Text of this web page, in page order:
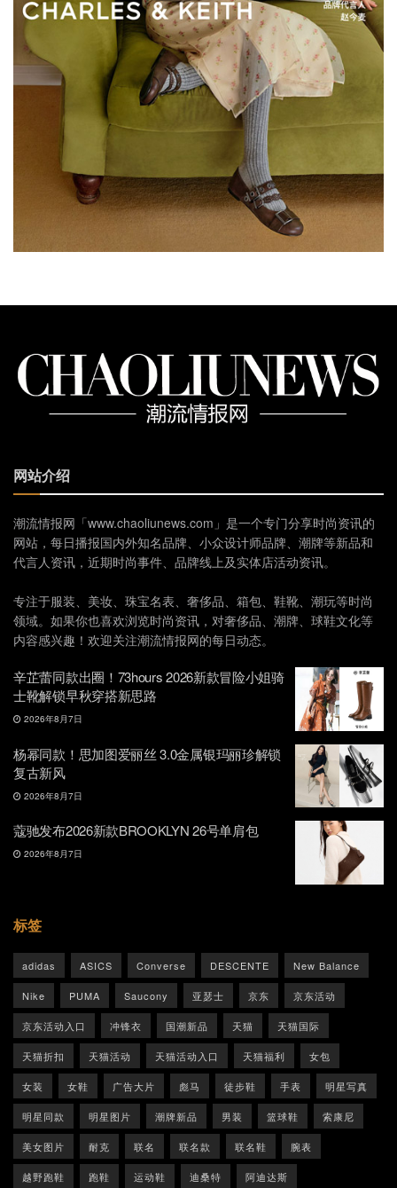
网站介绍
潮流情报网「www.chaoliunews.com」是一个专门分享时尚资讯的
网站，每日播报国内外知名品牌、小众设计师品牌、潮牌等新品和
代言人资讯，近期时尚事件、品牌线上及实体店活动资讯。
专注于服装、美妆、珠宝名表、奢侈品、箱包、鞋靴、潮玩等时尚
领域。如果你也喜欢浏览时尚资讯，对奢侈品、潮牌、球鞋文化等
内容感兴趣！欢迎关注潮流情报网的每日动态。
辛芷蕾同款出圈！73hours 2026新款冒险小姐骑
士靴解锁早秋穿搭新思路
2026年8月7日
杨幂同款！思加图爱丽丝 3.0金属银玛丽珍解锁
复古新风
2026年8月7日
蔻驰发布2026新款BROOKLYN 26号单肩包
2026年8月7日
标签
adidas ASICS Converse DESCENTE New Balance
Nike PUMA Saucony 亚瑟士 京东 京东活动
京东活动入口 冲锋衣 国潮新品 天猫 天猫国际
天猫折扣 天猫活动 天猫活动入口 天猫福利 女包
女装 女鞋 广告大片 彪马 徒步鞋 手表 明星写真
明星同款 明星图片 潮牌新品 男装 篮球鞋 索康尼
美女图片 耐克 联名 联名款 联名鞋 腕表
越野跑鞋 跑鞋 运动鞋 迪桑特 阿迪达斯